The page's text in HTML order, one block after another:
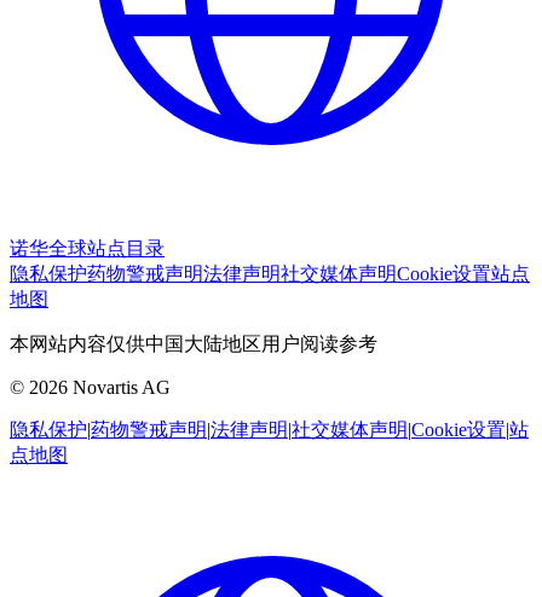
诺华全球站点目录
隐私保护药物警戒声明法律声明社交媒体声明Cookie设置站点
地图
本网站内容仅供中国大陆地区用户阅读参考
© 2026 Novartis AG
隐私保护|药物警戒声明|法律声明|社交媒体声明|Cookie设置|站
点地图